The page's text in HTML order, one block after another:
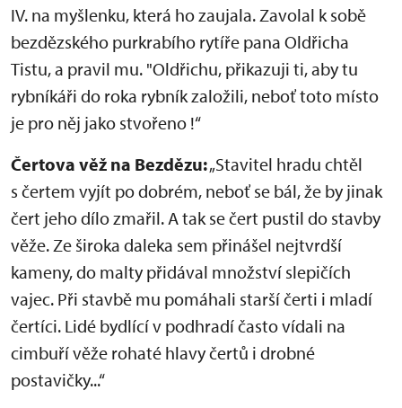
IV. na myšlenku, která ho zaujala. Zavolal k sobě
bezdězského purkrabího rytíře pana Oldřicha
Tistu, a pravil mu. "Oldřichu, přikazuji ti, aby tu
rybníkáři do roka rybník založili, neboť toto místo
je pro něj jako stvořeno !“
Čertova věž na Bezdězu:„Stavitel hradu chtěl
s čertem vyjít po dobrém, neboť se bál, že by jinak
čert jeho dílo zmařil. A tak se čert pustil do stavby
věže. Ze široka daleka sem přinášel nejtvrdší
kameny, do malty přidával množství slepičích
vajec. Při stavbě mu pomáhali starší čerti i mladí
čertíci. Lidé bydlící v podhradí často vídali na
cimbuří věže rohaté hlavy čertů i drobné
postavičky...“